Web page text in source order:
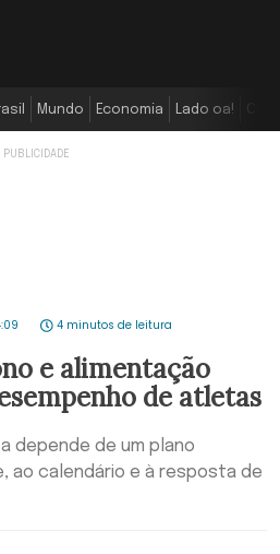
Mundo Economia Lado oa!
4 minutos de leitura
e alimentação
de atletas
depende de um plano
ao calendário e à resposta de